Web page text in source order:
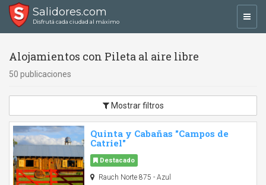
Salidores.com
Disfrutá cada ciudad al máximo
Alojamientos con Pileta al aire libre
50 publicaciones
Mostrar filtros
Quinta y Cabañas "Campos de
Catriel"
Destacado
Rauch Norte 875 - Azul